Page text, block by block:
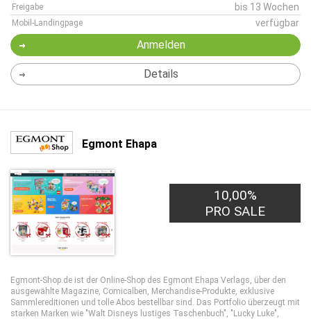
Freigabe bis 13 Wochen
Mobil-Landingpage verfügbar
Anmelden
Details
Egmont Ehapa
10,00%
PRO SALE
Egmont-Shop.de ist der Online-Shop des Egmont Ehapa Verlags, über den
ausgewählte Magazine, Comicalben, Merchandise-Produkte, exklusive
Sammlereditionen und tolle Abos bestellbar sind. Das Portfolio überzeugt mit
starken Marken wie "Walt Disneys lustiges Taschenbuch", "Lucky Luke",